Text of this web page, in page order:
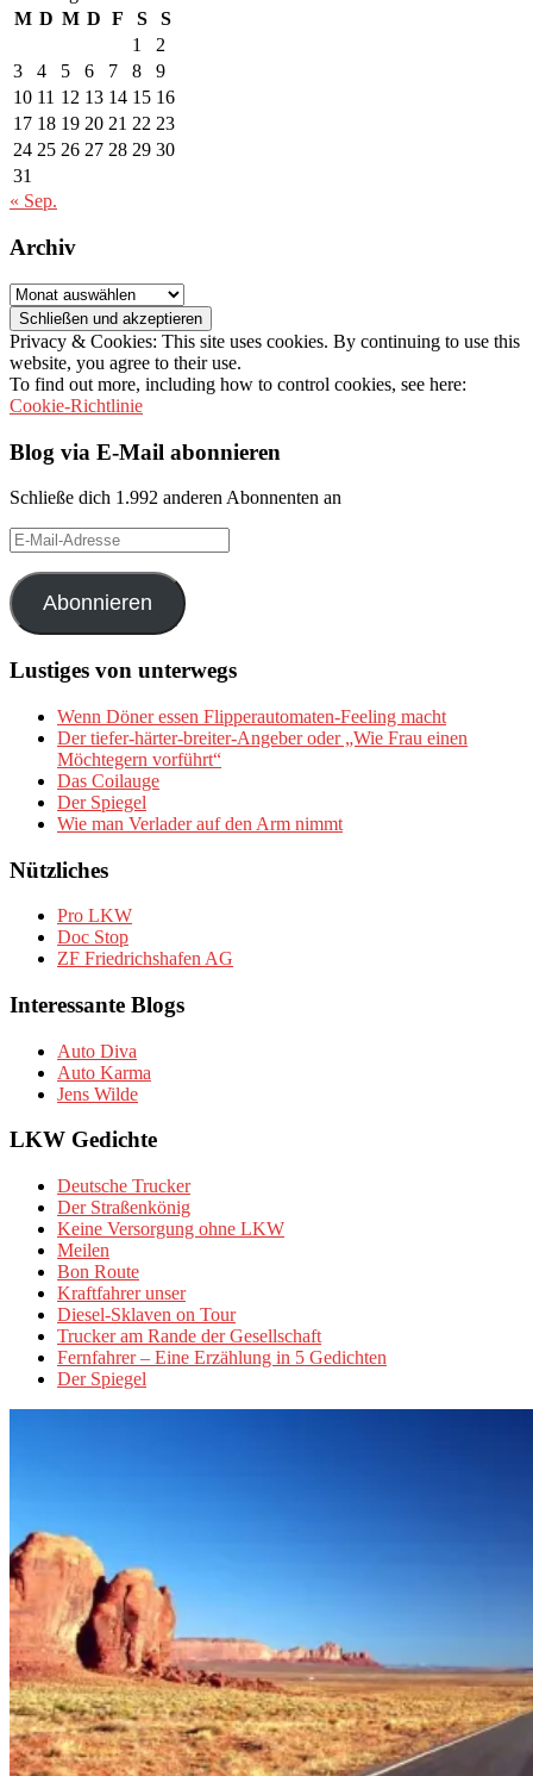
M D M D F S
S
1
2
3
4 5 6 7 8
9
10 11 12 13 14 15 16
17 18 19 20 21 22 23
24 25 26 27 28 29 30
31
« Sep.
Archiv
Archiv
Privacy & Cookies: This site uses cookies. By continuing to use this
website, you agree to their use.
To find out more, including how to control cookies, see here:
Cookie-Richtlinie
Blog via E-Mail abonnieren
Schließe dich 1.992 anderen Abonnenten an
E-
Mail-
Adresse
Abonnieren
Lustiges von unterwegs
Wenn Döner essen Flipperautomaten-Feeling macht
Der tiefer-härter-breiter-Angeber oder „Wie Frau einen
Möchtegern vorführt“
Das Coilauge
Der Spiegel
Wie man Verlader auf den Arm nimmt
Nützliches
Pro LKW
Doc Stop
ZF Friedrichshafen AG
Interessante Blogs
Auto Diva
Auto Karma
Jens Wilde
LKW Gedichte
Deutsche Trucker
Der Straßenkönig
Keine Versorgung ohne LKW
Meilen
Bon Route
Kraftfahrer unser
Diesel-Sklaven on Tour
Trucker am Rande der Gesellschaft
Fernfahrer – Eine Erzählung in 5 Gedichten
Der Spiegel